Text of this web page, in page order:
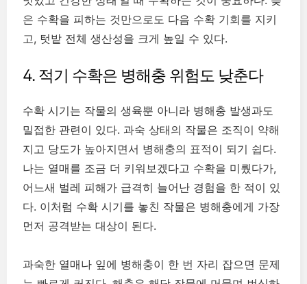
은 수확을 피하는 것만으로도 다음 수확 기회를 지키
고, 텃밭 전체 생산성을 크게 높일 수 있다.
4. 적기 수확은 병해충 위험도 낮춘다
수확 시기는 작물의 생육뿐 아니라 병해충 발생과도
밀접한 관련이 있다. 과숙 상태의 작물은 조직이 약해
지고 당도가 높아지면서 병해충의 표적이 되기 쉽다.
나는 열매를 조금 더 키워보겠다고 수확을 미뤘다가,
어느새 벌레 피해가 급격히 늘어난 경험을 한 적이 있
다. 이처럼 수확 시기를 놓친 작물은 병해충에게 가장
먼저 공격받는 대상이 된다.
과숙한 열매나 잎에 병해충이 한 번 자리 잡으면 문제